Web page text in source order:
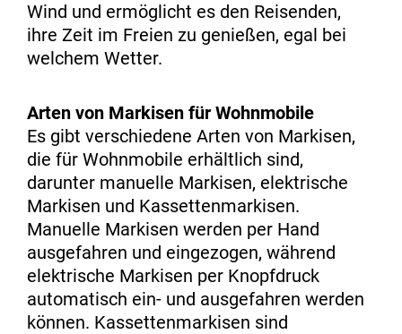
Wind und ermöglicht es den Reisenden,
ihre Zeit im Freien zu genießen, egal bei
welchem Wetter.
Arten von Markisen für Wohnmobile
Es gibt verschiedene Arten von Markisen,
die für Wohnmobile erhältlich sind,
darunter manuelle Markisen, elektrische
Markisen und Kassettenmarkisen.
Manuelle Markisen werden per Hand
ausgefahren und eingezogen, während
elektrische Markisen per Knopfdruck
automatisch ein- und ausgefahren werden
können. Kassettenmarkisen sind